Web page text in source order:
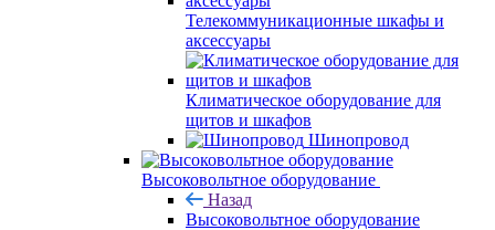
Телекоммуникационные шкафы и
аксессуары
Климатическое оборудование для
щитов и шкафов
Шинопровод
Высоковольтное оборудование
Назад
Высоковольтное оборудование